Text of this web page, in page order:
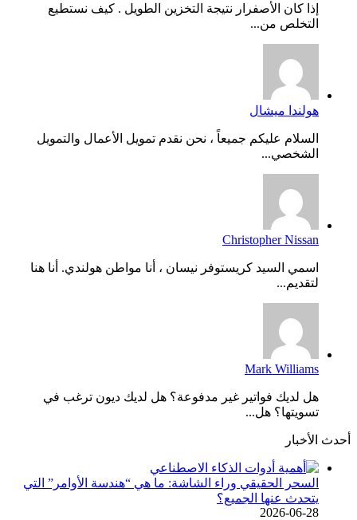
إذا كان الأصفرار نتيجة التخزين الطويل . كيف نستطيع
التخلص من...
هولندا ميشال
السلام عليكم جميعاً ، نحن نقدم تمويل الأعمال والتمويل
الشخصي...
Christopher Nissan
اسمي السيد كريستوفر نيسان ، أنا مواطن هولندي. أنا هنا
لتقديم...
Mark Williams
هل لديك فواتير غير مدفوعة؟ هل لديك ديون ترغب في
تسويتها؟ هل...
أحدث الأخبار
السحر الحقيقي وراء الشاشة: ما هي “هندسة الأوامر” التي
يتحدث عنها الجميع؟
2026-06-28